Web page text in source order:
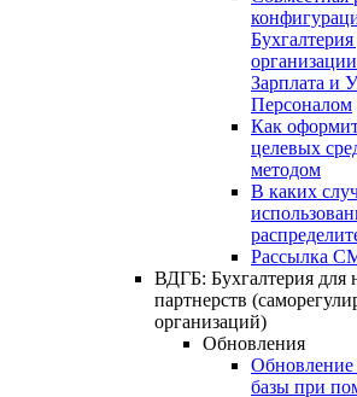
Зарплата и
Персоналом
Как
целевых
методом
В каких
Рассылка
ВДГБ: Бухгалтерия для
партнерств
организаций)
Обновления
базы при